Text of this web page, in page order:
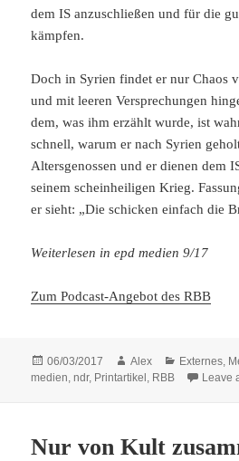
dem IS anzuschließen und für die
kämpfen.
Doch in Syrien findet er nur Chaos
und mit leeren Versprechungen
dem, was ihm erzählt wurde, ist
schnell, warum er nach Syrien
Altersgenossen und er dienen dem
seinem scheinheiligen Krieg.
er sieht: „Die schicken einfach die
Weiterlesen in epd medien 9/17
Zum Podcast-Angebot des RBB
Posted
on
06/03/2017 Author
Alex Categories
Externes,
medien,ndr, Printartikel , RBB Leave
Nur von Kult